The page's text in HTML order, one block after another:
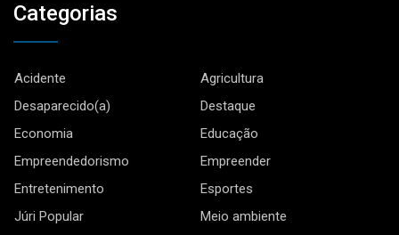
Categorias
Acidente
Agricultura
Desaparecido(a)
Destaque
Economia
Educação
Empreendedorismo
Empreender
Entretenimento
Esportes
Júri Popular
Meio ambiente